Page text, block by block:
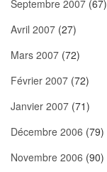
Septembre 2007 (67)
Avril 2007 (27)
Mars 2007 (72)
Février 2007 (72)
Janvier 2007 (71)
Décembre 2006 (79)
Novembre 2006 (90)